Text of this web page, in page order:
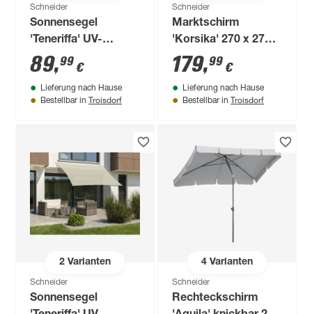
Schneider
Sonnensegel
'Teneriffa' UV-
beständig/wasserabweisend
500 x 360 cm
89,99 €
Lieferung nach Hause
Bestellbar in Troisdorf
Schneider
Marktschirm
'Korsika' 270 x 270
cm
179,99 €
Lieferung nach Hause
Bestellbar in Troisdorf
2Varianten
Schneider
Sonnensegel
4Varianten
Schneider
Rechteckschirm